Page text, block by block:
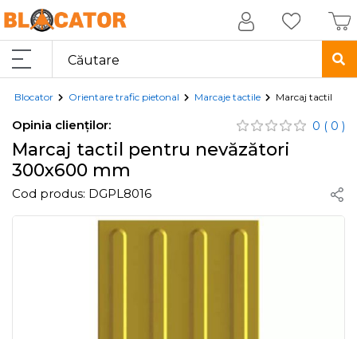
Blocator Orientare trafic pietonal Marcaje tactile Marcaj tactil
Opinia clienților: 0 ( 0 )
Marcaj tactil pentru nevăzători
300x600 mm
Cod produs: DGPL8016